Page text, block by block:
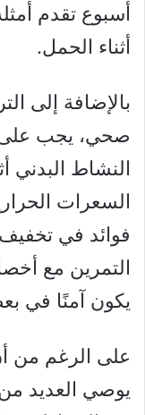
أسبوع تقدم
أثناء الحمل.
بالإضافة إلى
صحي، يجب على
النشاط البدني
السعرات
فوائد في
التمرين مع
يكون آمنًا في
على الرغم من